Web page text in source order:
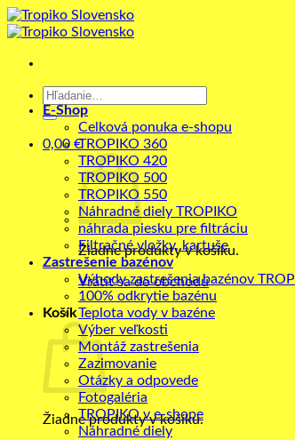
Skip
to
Hľadať:
0,00 €
Žiadne produkty v košíku.
Vrátiť sa do obchodu
Košík
Žiadne produkty v košíku.
E-Shop
Celková ponuka e-shopu
TROPIKO 360
TROPIKO 420
TROPIKO 500
TROPIKO 550
Náhradné diely TROPIKO
náhrada piesku pre filtráciu
Filtračné vložky, kartuše
Zastrešenie bazénov
Výhody zastrešenia bazénov
100% odkrytie bazénu
Teplota vody v bazéne
Výber veľkosti
Montáž zastrešenia
Zazimovanie
Otázky a odpovede
Fotogaléria
TROPIKO v e-shope
Náhradné diely